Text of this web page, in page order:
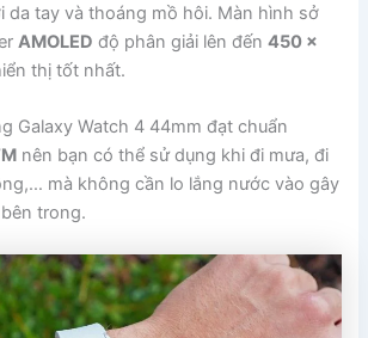
da tay và thoáng mồ hôi. Màn hình sở
AMOLED độ phân giải lên đến450 x
thị tốt nhất.
Galaxy Watch 4 44mm đạt chuẩn
nên bạn có thể sử dụng khi đi mưa, đi
mà không cần lo lắng nước vào gây
trong.